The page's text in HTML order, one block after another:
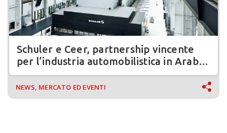
Schuler e Ceer, partnership vincente
per l’industria automobilistica in Arabia
Saudita
NEWS, MERCATO ED EVENTI